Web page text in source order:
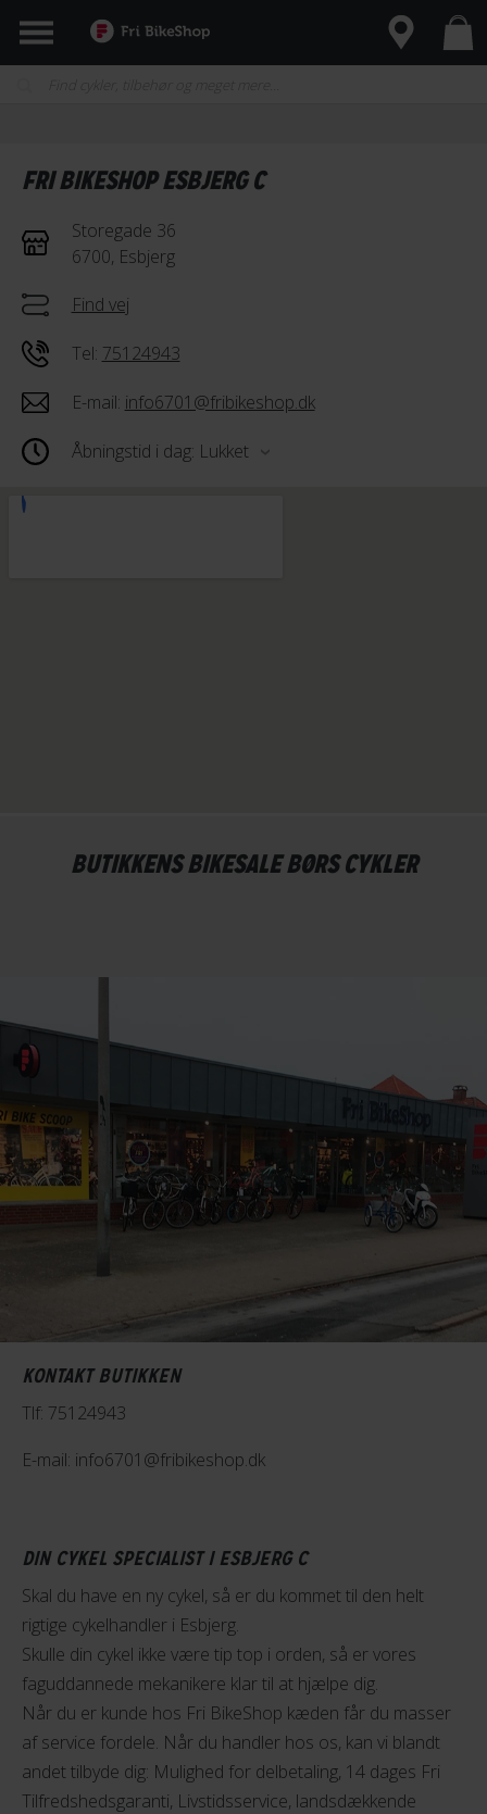
FRI BIKESHOP ESBJERG C
Storegade 36
6700, Esbjerg
Find vej
Tel: 75124943
E-mail: info6701@fribikeshop.dk
Åbningstid i dag: Lukket
BUTIKKENS BIKESALE BØRS CYKLER
KONTAKT BUTIKKEN
Tlf: 75124943
E-mail: info6701@fribikeshop.dk
DIN CYKEL SPECIALIST I ESBJERG C
Skal du have en ny cykel, så er du kommet til den helt
rigtige cykelhandler i Esbjerg.
Skulle din cykel ikke være tip top i orden, så er vores
faguddannede mekanikere klar til at hjælpe dig.
Når du er kunde hos Fri BikeShop kæden får du masser
af service fordele. Når du handler hos os, kan vi blandt
andet tilbyde dig: Mulighed for delbetaling, 14 dages Fri
Tilfredshedsgaranti, Livstidsservice, landsdækkende